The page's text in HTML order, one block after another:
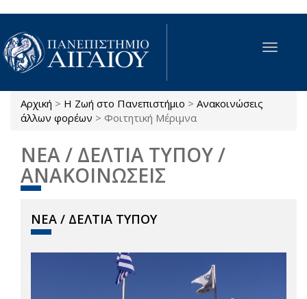
Παράκαμψη προς το κυρίως περιεχόμενο
Toggle
Είστε εδώ
Αρχική > Η Ζωή στο Πανεπιστήμιο > Ανακοινώσεις
άλλων φορέων > Φοιτητική Μέριμνα
ΝΕΑ / ΔΕΛΤΙΑ ΤΥΠΟΥ /
ΑΝΑΚΟΙΝΩΣΕΙΣ
ΝΕΑ / ΔΕΛΤΙΑ ΤΥΠΟΥ